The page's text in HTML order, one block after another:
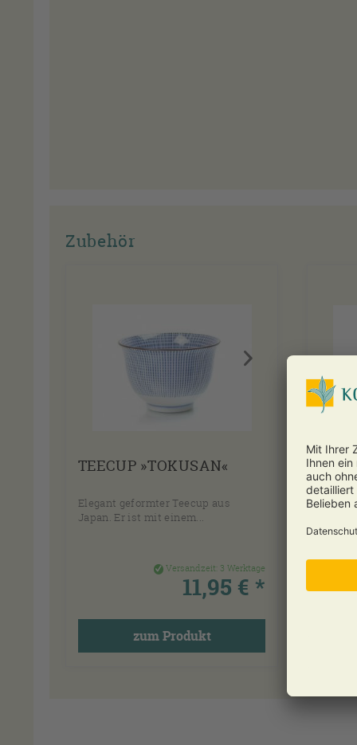
Zubehör
TEECUP »TOKUSAN«
Elegant geformter Teecup aus
Japan. Er ist mit einem...
Versandzeit: 3 Werktage
11,95 € *
zum Produkt
Die